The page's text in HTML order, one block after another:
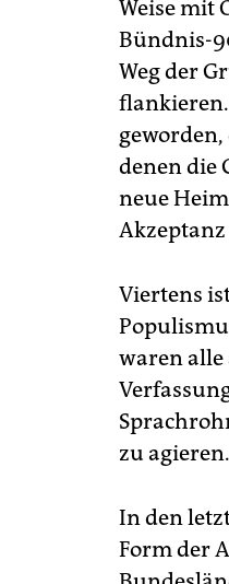
Weise mit
Bündnis-
Weg der
denen die
neue
Viertens
waren alle
zu agieren.
In den
Form der